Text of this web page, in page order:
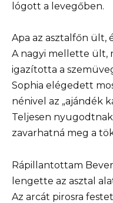
lógott a levegőben.
Apa az asztalfőn ült,
A nagyi mellette ült,
igazította a
Sophia elégedett
nénivel az „ajándék
Teljesen
zavarhatná meg a
Rápillantottam
lengette az asztal
Az arcát pirosra